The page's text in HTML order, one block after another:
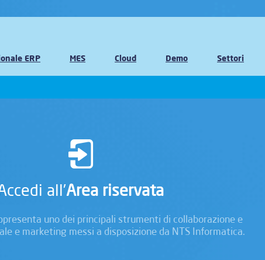
ERP MES Cloud Demo Settori
all’Area riservata
uno dei principali strumenti di collaborazione e
e marketing messi a disposizione da NTS Informatica.